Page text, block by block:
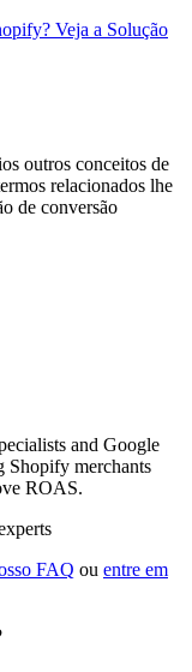
Veja a Solução
outros conceitos de
relacionados lhe
de conversão
and Google
Shopify merchants
ROAS.
FAQ ou entre em